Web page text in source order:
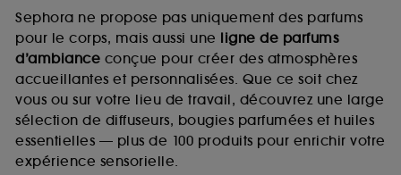
Sephora ne propose pas uniquement des parfums
pour le corps, mais aussi une ligne de parfums
d’ambiance conçue pour créer des atmosphères
accueillantes et personnalisées. Que ce soit chez
vous ou sur votre lieu de travail, découvrez une large
sélection de diffuseurs, bougies parfumées et huiles
essentielles — plus de 100 produits pour enrichir votre
expérience sensorielle.